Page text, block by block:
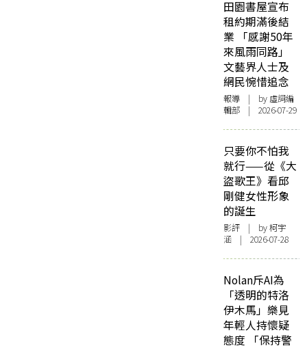
田園書屋宣布
租約期滿後結
業 「感謝50年
來風雨同路」
文藝界人士及
網民惋惜追念
報導 | by 虛詞編
輯部 | 2026-07-29
只要你不怕我
就行——從《大
盜歌王》看邱
剛健女性形象
的誕生
影評 | by 柯宇
涵 | 2026-07-28
Nolan斥AI為
「透明的特洛
伊木馬」樂見
年輕人持懷疑
態度 「保持警